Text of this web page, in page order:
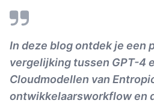
In deze blog ontdek je een
vergelijking tussen GPT-4
Cloudmodellen van
ontwikkelaarsworkflow en